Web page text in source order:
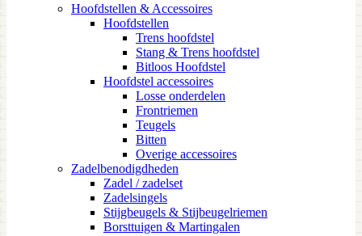
Hoofdstellen & Accessoires
Hoofdstellen
Trens hoofdstel
Stang & Trens hoofdstel
Bitloos Hoofdstel
Hoofdstel accessoires
Losse onderdelen
Frontriemen
Teugels
Bitten
Overige accessoires
Zadelbenodigdheden
Zadel / zadelset
Zadelsingels
Stijgbeugels & Stijbeugelriemen
Borsttuigen & Martingalen